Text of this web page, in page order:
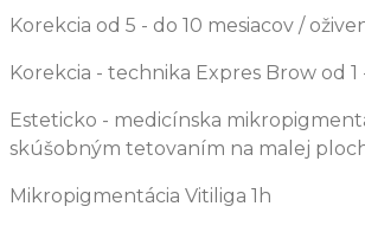
Korekcia od 5 - do 10 mesiacov /
Korekcia - technika Expres Brow od 1
Esteticko - medicínska
skúšobným tetovaním na malej
Mikropigmentácia Vitiliga 1h